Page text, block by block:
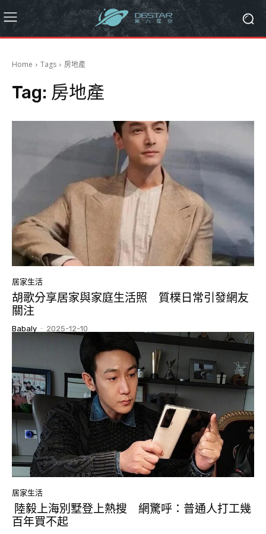
Home Tags 房地產
Tag: 房地產
居家生活
胡歌分享居家與家庭生活照 質樸日常引發網友
關注
Babaly - 2025-12-10
居家生活
陸毅上海別墅登上熱搜 網驚呼：普通人打工幾
百年買不起